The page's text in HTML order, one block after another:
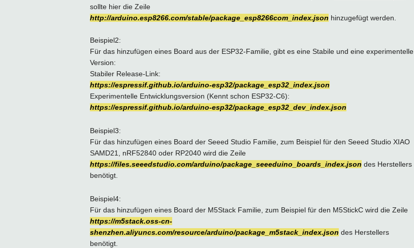
sollte hier die Zeile
http://arduino.esp8266.com/stable/package_esp8266com_index.json hinzugefügt werden.
Beispiel2:
Für das hinzufügen eines Board aus der ESP32-Familie, gibt es eine Stabile und eine experimentelle
Version:
Stabiler Release-Link:
https://espressif.github.io/arduino-esp32/package_esp32_index.json
Experimentelle Entwicklungsversion (Kennt schon ESP32-C6):
https://espressif.github.io/arduino-esp32/package_esp32_dev_index.json
Beispiel3:
Für das hinzufügen eines Board der Seeed Studio Familie, zum Beispiel für den Seeed Studio XIAO
SAMD21, nRF52840 oder RP2040 wird die Zeile
https://files.seeedstudio.com/arduino/package_seeeduino_boards_index.json des Herstellers
benötigt.
Beispiel4:
Für das hinzufügen eines Board der M5Stack Familie, zum Beispiel für den M5StickC wird die Zeile
https://m5stack.oss-cn-
shenzhen.aliyuncs.com/resource/arduino/package_m5stack_index.json des Herstellers
benötigt.